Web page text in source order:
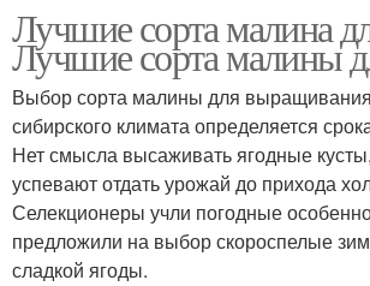
Лучшие сорта малина
Лучшие сорта малины
Выбор сорта малины для
сибирского климата определяется
Нет смысла высаживать ягодные
успевают отдать урожай до прихода
Селекционеры учли погодные
предложили на выбор скороспелые
сладкой ягоды.